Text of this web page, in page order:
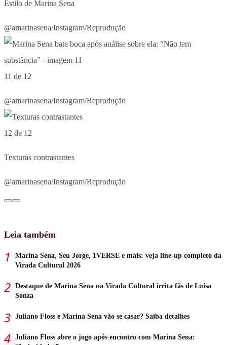
Estilo de Marina Sena
@amarinasena/Instagram/Reprodução
11 de 12
@amarinasena/Instagram/Reprodução
12 de 12
Texturas contrastantes
@amarinasena/Instagram/Reprodução
Leia também
Marina Sena, Seu Jorge, 1VERSE e mais: veja line-up completo da
Virada Cultural 2026
Destaque de Marina Sena na Virada Cultural irrita fãs de Luísa
Sonza
Juliano Floss e Marina Sena vão se casar? Saiba detalhes
Juliano Floss abre o jogo após encontro com Marina Sena: